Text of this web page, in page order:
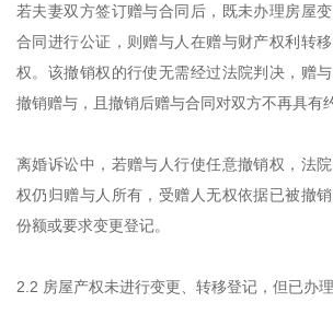
若夫妻双方签订赠与合同后，既未办理房屋
合同进行公证，则赠与人在赠与财产权利转
权。该撤销权的行使无需经过法院判决，赠
撤销赠与，且撤销后赠与合同对双方不再具有
离婚诉讼中，若赠与人行使任意撤销权，法
权仍归赠与人所有，受赠人无权依据已被撤
份额或要求变更登记。
2.2 房屋产权未进行变更、转移登记，但已办